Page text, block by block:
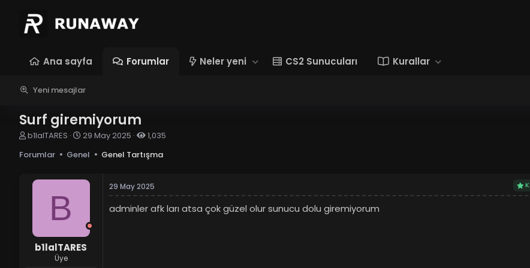
Ana sayfa Forumlar Neler yeni CS2 Sunucuları Kurallar
Yeni mesajlar
Surf giremiyorum
K
n
b1lalTARES
B
ş
a
ç
a
r
29 May 2025
1,035
Forumlar
Genel Genel Tartışma
B
b1lalTARES
Üye
29 May 2025
adminler afk ları atsa çok güzel olur sunucu dolu giremiyorum